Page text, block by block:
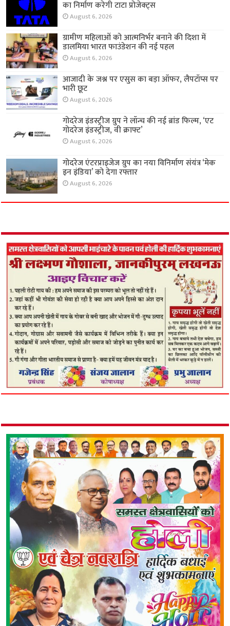
का निर्माण करेगी टाटा प्रोजेक्ट्स
August 6, 2026
ग्रामीण महिलाओं को आत्मनिर्भर बनाने की दिशा में
डालमिया भारत फाउंडेशन की नई पहल
August 6, 2026
आजादी के जश्न पर एसुस का बड़ा ऑफर, लैपटॉप्स पर
भारी छूट
August 6, 2026
गोदरेज इंडस्ट्रीज ग्रुप ने लॉन्च की नई ब्रांड फिल्म, ‘एट
गोदरेज इंडस्ट्रीज, वी क्राफ्ट’
August 6, 2026
गोदरेज एंटरप्राइजेज ग्रुप का नया विनिर्माण संयंत्र ‘मेक
इन इंडिया’ को देगा रफ्तार
August 6, 2026